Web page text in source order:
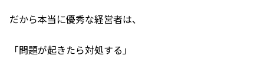
だから本当に優秀な経営者は、
「問題が起きたら対処する」